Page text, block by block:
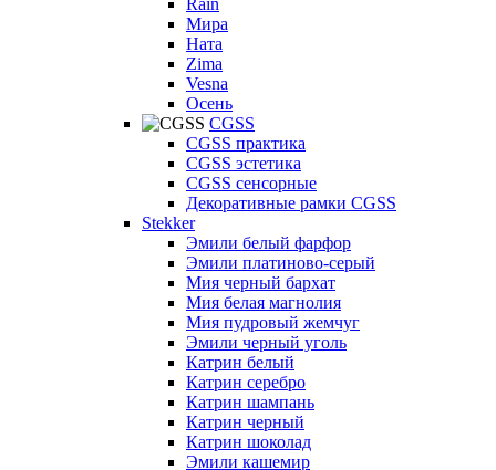
Rain
Мира
Ната
Zima
Vesna
Осень
CGSS
CGSS практика
CGSS эстетика
CGSS сенсорные
Декоративные рамки CGSS
Stekker
Эмили белый фарфор
Эмили платиново-серый
Мия черный бархат
Мия белая магнолия
Мия пудровый жемчуг
Эмили черный уголь
Катрин белый
Катрин серебро
Катрин шампань
Катрин черный
Катрин шоколад
Эмили кашемир